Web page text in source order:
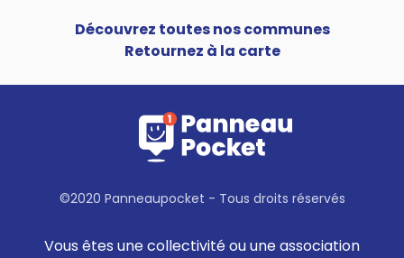
Découvrez toutes nos communes
Retournez à la carte
©2020 Panneaupocket - Tous droits réservés
Vous êtes une collectivité ou une association